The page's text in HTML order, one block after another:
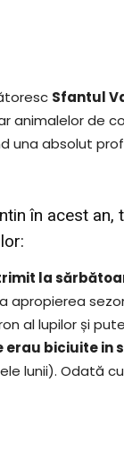
Sfantul
animalelor de
una absolut
în acest
la
apropierea
al lupilor și
erau biciuite in
lunii). Odată